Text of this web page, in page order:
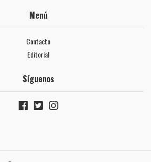
Menú
Contacto
Editorial
Síguenos